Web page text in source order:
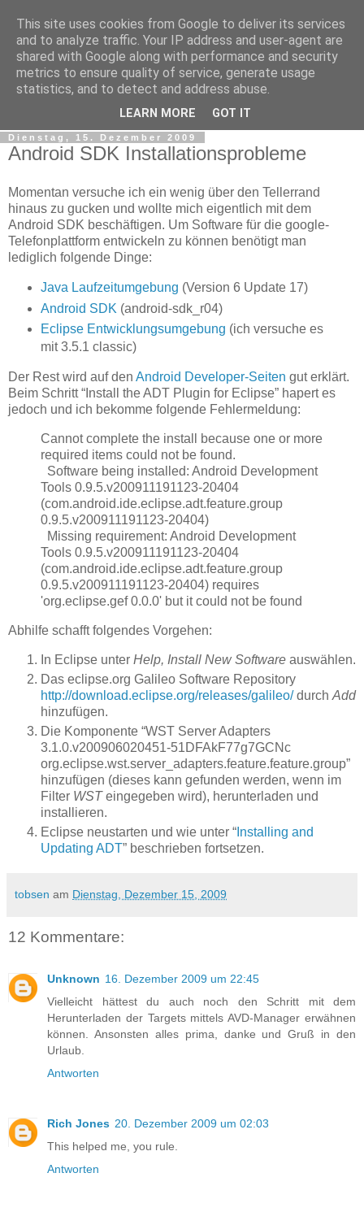
tobsen.de
Dinge die das Leben erleichtern, Wissenswertes, C# und
Dienstag, 15. Dezember 2009
Android SDK Installationsprobleme
Momentan versuche ich ein wenig über den Tellerrand
hinaus zu gucken und wollte mich eigentlich mit dem
Android SDK beschäftigen. Um Software für die google-
Telefonplattform entwickeln zu können benötigt man
lediglich folgende Dinge:
Java Laufzeitumgebung (Version 6 Update 17)
Android SDK (android-sdk_r04)
Eclipse Entwicklungsumgebung (ich versuche es
mit 3.5.1 classic)
Der Rest wird auf den Android Developer-Seiten gut erklärt.
Beim Schritt “Install the ADT Plugin for Eclipse” hapert es
jedoch und ich bekomme folgende Fehlermeldung:
Cannot complete the install because one or more
required items could not be found.
Software being installed: Android Development
Tools 0.9.5.v200911191123-20404
(com.android.ide.eclipse.adt.feature.group
0.9.5.v200911191123-20404)
Missing requirement: Android Development
Tools 0.9.5.v200911191123-20404
(com.android.ide.eclipse.adt.feature.group
0.9.5.v200911191123-20404) requires
'org.eclipse.gef 0.0.0' but it could not be found
Abhilfe schafft folgendes Vorgehen:
In Eclipse unter Help, Install New Software auswählen.
Das eclipse.org Galileo Software Repository
http://download.eclipse.org/releases/galileo/durch Add
hinzufügen.
Die Komponente “WST Server Adapters
3.1.0.v200906020451-51DFAkF77g7GCNc
org.eclipse.wst.server_adapters.feature.feature.group”
hinzufügen (dieses kann gefunden werden, wenn im
Filter WSTeingegeben wird), herunterladen und
installieren.
Eclipse neustarten und wie unter “ Installing and
Updating ADT” beschrieben fortsetzen.
tobsen am Dienstag, Dezember 15, 2009
12 Kommentare:
Unknown 16. Dezember 2009 um 22:45
Vielleicht hättest du auch noch den Schritt mit dem
Herunterladen der Targets mittels AVD-Manager erwähnen
können. Ansonsten alles prima, danke und Gruß in den
Urlaub.
Antworten
Rich Jones 20. Dezember 2009 um 02:03
This helped me, you rule.
Antworten
This site uses cookies from Google to deliver its services
and to analyze traffic. Your IP address and user-agent are
shared with Google along with performance and security
metrics to ensure quality of service, generate usage
statistics, and to detect and address abuse.
LEARN MORE GOT IT